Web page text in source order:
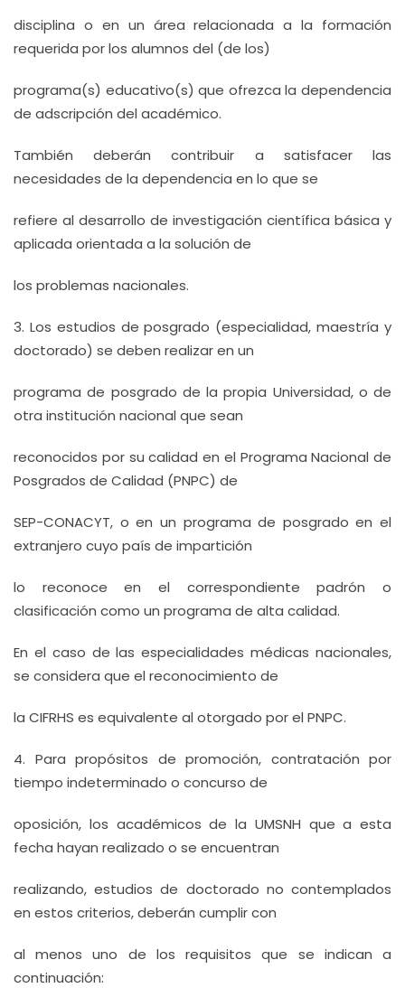
disciplina o en un área relacionada a la formación
requerida por los alumnos del (de los)
programa(s) educativo(s) que ofrezca la dependencia
de adscripción del académico.
También deberán contribuir a satisfacer las
necesidades de la dependencia en lo que se
refiere al desarrollo de investigación científica básica y
aplicada orientada a la solución de
los problemas nacionales.
3. Los estudios de posgrado (especialidad, maestría y
doctorado) se deben realizar en un
programa de posgrado de la propia Universidad, o de
otra institución nacional que sean
reconocidos por su calidad en el Programa Nacional de
Posgrados de Calidad (PNPC) de
SEP-CONACYT, o en un programa de posgrado en el
extranjero cuyo país de impartición
lo reconoce en el correspondiente padrón o
clasificación como un programa de alta calidad.
En el caso de las especialidades médicas nacionales,
se considera que el reconocimiento de
la CIFRHS es equivalente al otorgado por el PNPC.
4. Para propósitos de promoción, contratación por
tiempo indeterminado o concurso de
oposición, los académicos de la UMSNH que a esta
fecha hayan realizado o se encuentran
realizando, estudios de doctorado no contemplados
en estos criterios, deberán cumplir con
al menos uno de los requisitos que se indican a
continuación: